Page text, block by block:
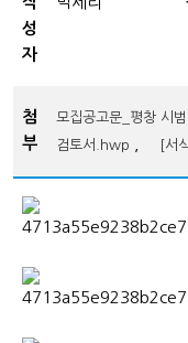
성
자
첨
부
모집공고문_평창 시
검토서.hwp
[서